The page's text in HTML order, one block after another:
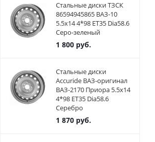
Стальные диски ТЗСК
86594945865 ВАЗ-10
5.5x14 4*98 ET35 Dia58.6
Серо-зеленый
1 800руб.
Стальные диски
Accuride ВАЗ-оригинал
ВАЗ-2170 Приора 5.5x14
4*98 ET35 Dia58.6
Серебро
1 870руб.